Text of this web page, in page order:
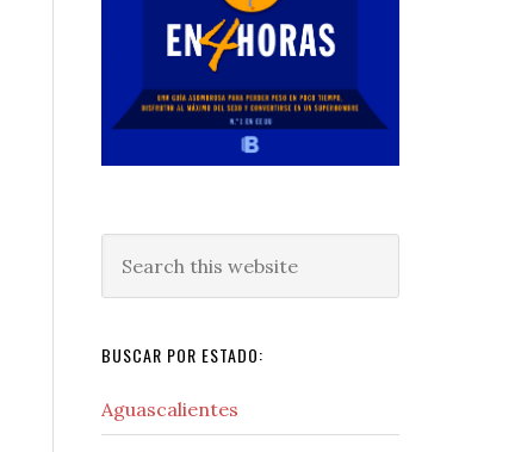
this
BUSCAR POR ESTADO:
Aguascalientes